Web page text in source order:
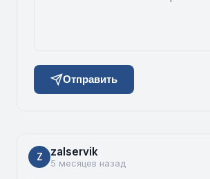
Отправить
Z zalservik
5 месяцев назад